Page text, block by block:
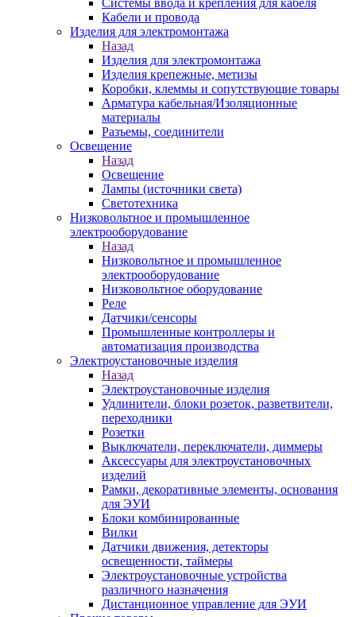
Системы ввода и крепления для кабеля
Кабели и провода
Изделия для электромонтажа
Назад
Изделия для электромонтажа
Изделия крепежные, метизы
Коробки, клеммы и сопутствующие товары
Арматура кабельная/Изоляционные
материалы
Разъемы, соединители
Освещение
Назад
Освещение
Лампы (источники света)
Светотехника
Низковольтное и промышленное
электрооборудование
Назад
Низковольтное и промышленное
электрооборудование
Низковольтное оборудование
Реле
Датчики/сенсоры
Промышленные контроллеры и
автоматизация производства
Электроустановочные изделия
Назад
Электроустановочные изделия
Удлинители, блоки розеток, разветвители,
переходники
Розетки
Выключатели, переключатели, диммеры
Аксессуары для электроустановочных
изделий
Рамки, декоративные элементы, основания
для ЭУИ
Блоки комбинированные
Вилки
Датчики движения, детекторы
освещенности, таймеры
Электроустановочные устройства
различного назначения
Дистанционное управление для ЭУИ